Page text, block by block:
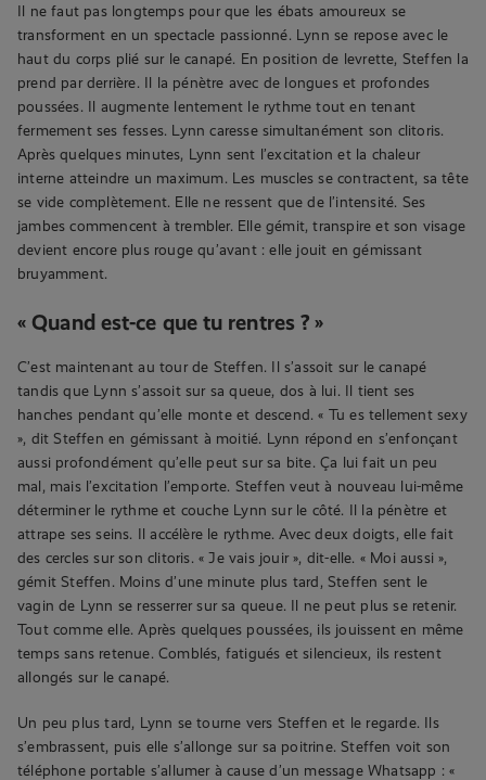
Il ne faut pas longtemps pour que les ébats amoureux se
transforment en un spectacle passionné. Lynn se repose avec le
haut du corps plié sur le canapé. En position de levrette, Steffen la
prend par derrière. Il la pénètre avec de longues et profondes
poussées. Il augmente lentement le rythme tout en tenant
fermement ses fesses. Lynn caresse simultanément son clitoris.
Après quelques minutes, Lynn sent l’excitation et la chaleur
interne atteindre un maximum. Les muscles se contractent, sa tête
se vide complètement. Elle ne ressent que de l’intensité. Ses
jambes commencent à trembler. Elle gémit, transpire et son visage
devient encore plus rouge qu’avant : elle jouit en gémissant
bruyamment.
« Quand est-ce que tu rentres ? »
C’est maintenant au tour de Steffen. Il s’assoit sur le canapé
tandis que Lynn s’assoit sur sa queue, dos à lui. Il tient ses
hanches pendant qu’elle monte et descend. « Tu es tellement sexy
», dit Steffen en gémissant à moitié. Lynn répond en s’enfonçant
aussi profondément qu’elle peut sur sa bite. Ça lui fait un peu
mal, mais l’excitation l’emporte. Steffen veut à nouveau lui-même
déterminer le rythme et couche Lynn sur le côté. Il la pénètre et
attrape ses seins. Il accélère le rythme. Avec deux doigts, elle fait
des cercles sur son clitoris. « Je vais jouir », dit-elle. « Moi aussi »,
gémit Steffen. Moins d’une minute plus tard, Steffen sent le
vagin de Lynn se resserrer sur sa queue. Il ne peut plus se retenir.
Tout comme elle. Après quelques poussées, ils jouissent en même
temps sans retenue. Comblés, fatigués et silencieux, ils restent
allongés sur le canapé.
Un peu plus tard, Lynn se tourne vers Steffen et le regarde. Ils
s’embrassent, puis elle s’allonge sur sa poitrine. Steffen voit son
téléphone portable s’allumer à cause d’un message Whatsapp : «